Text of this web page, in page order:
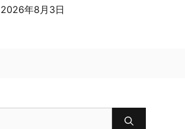
2026年8月3日